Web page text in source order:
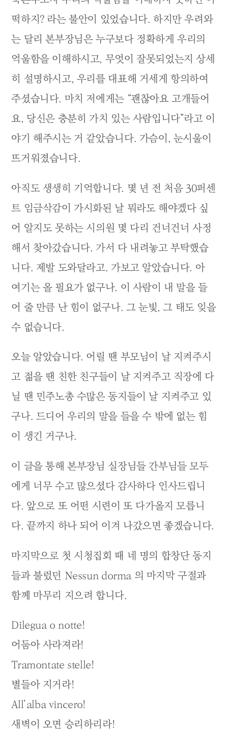
떡하지? 라는 불안이 있었습니다. 하지만 우려와
는 달리 본부장님은 누구보다 정확하게 우리의
억울함을 이해하시고, 무엇이 잘못되었는지 상세
히 설명하시고, 우리를 대표해 거세게 항의하여
주셨습니다. 마치 저에게는 “괜찮아요 고개들어
요, 당신은 충분히 가치 있는 사람입니다”라고 이
야기 해주시는 거 같았습니다. 가슴이, 눈시울이
뜨거워졌습니다.
아직도 생생히 기억합니다. 몇 년 전 처음 30퍼센
트 임금삭감이 가시화된 날 뭐라도 해야겠다 싶
어 알지도 못하는 시의원 몇 다리 건너건너 사정
해서 찾아갔습니다. 가서 다 내려놓고 부탁했습
니다. 제발 도와달라고. 가보고 알았습니다. 아
여기는 올 필요가 없구나. 이 사람이 내 말을 들
어 줄 만큼 난 힘이 없구나. 그 눈빛, 그 태도 잊을
수 없습니다.
오늘 알았습니다. 어릴 땐 부모님이 날 지켜주시
고 젊을 땐 친한 친구들이 날 지켜주고 직장에 다
닐 땐 민주노총 수많은 동지들이 날 지켜주고 있
구나. 드디어 우리의 말을 들을 수 밖에 없는 힘
이 생긴 거구나.
이 글을 통해 본부장님 실장님들 간부님들 모두
에게 너무 수고 많으셨다 감사하다 인사드립니
다. 앞으로 또 어떤 시련이 또 다가올지 모릅니
다. 끝까지 하나 되어 이겨 나갔으면 좋겠습니다.
마지막으로 첫 시청집회 때 네 명의 합창단 동지
들과 불렀던 Nessun dorma 의 마지막 구절과
함께 마무리 지으려 합니다.
Dilegua o notte!
어둠아 사라져라!
Tramontate stelle!
별들아 지거라!
All’alba vincero!
새벽이 오면 승리하리라!